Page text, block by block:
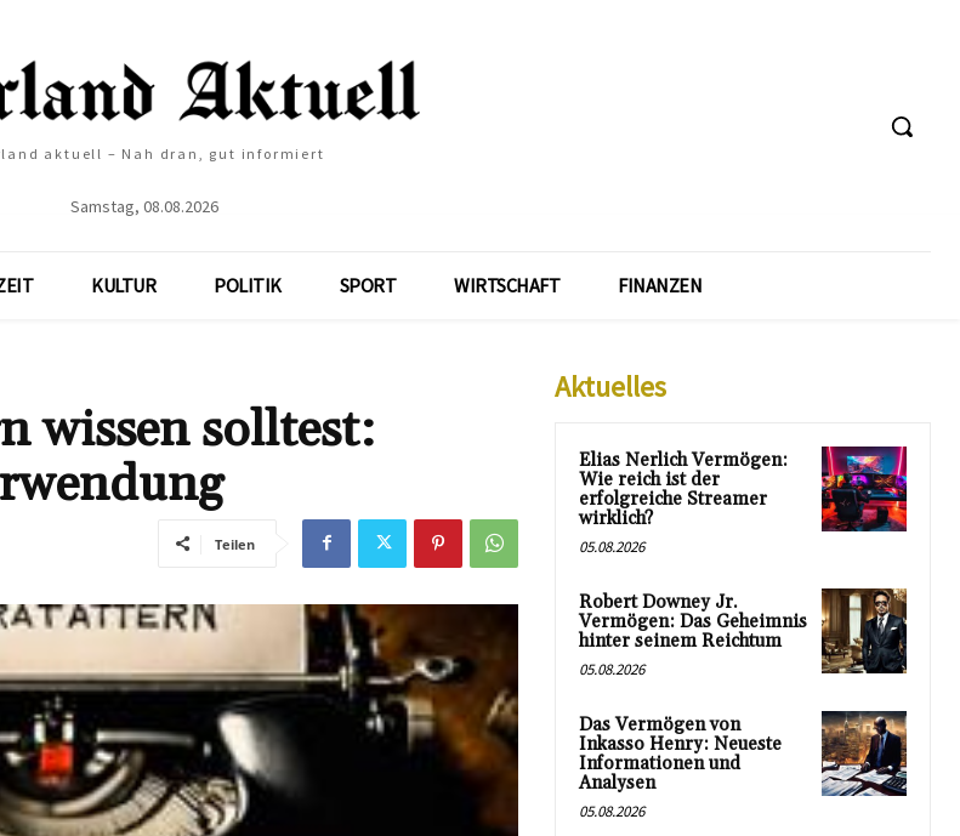
aktuell – Nah dran, gut informiert
Samstag, 08.08.2026
KULTUR POLITIK SPORT WIRTSCHAFT FINANZEN
wissen solltest:
Teilen
Aktuelles
Elias Nerlich Vermögen:
Wie reich ist der
erfolgreiche Streamer
wirklich?
05.08.2026
Robert Downey Jr.
Vermögen: Das Geheimnis
hinter seinem Reichtum
05.08.2026
Das Vermögen von
Inkasso Henry: Neueste
Informationen und
Analysen
05.08.2026